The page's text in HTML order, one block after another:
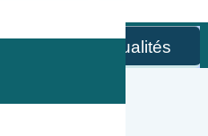
Les Actualités